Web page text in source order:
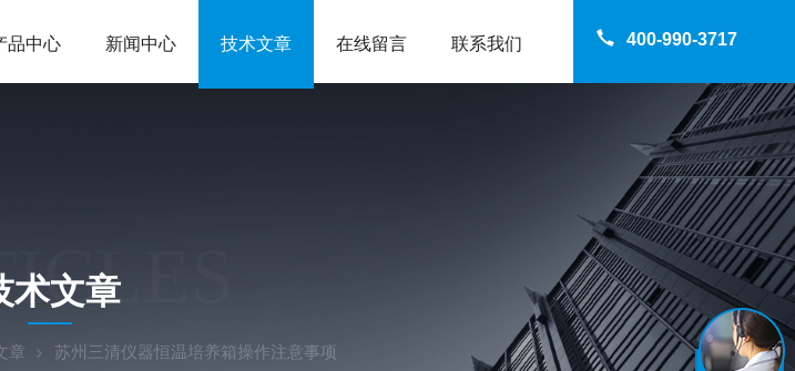
400-990-3717
品中心 新闻中心 技术文章 在线留言 联系我们
术文章
章 苏州三清仪器恒温培养箱操作注意事项